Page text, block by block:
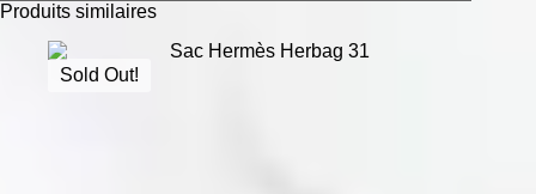
Produits similaires
Sold Out!